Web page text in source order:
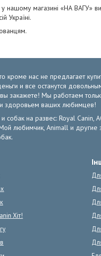
магазині «НА ВАГУ» ви
Україні.
кроме нас не предлагает
и все останутся
вы закажете! Мы работаем
здоровьем ваших любимцев!
на развес: Royal
любимчик, Animall и
Хіт!